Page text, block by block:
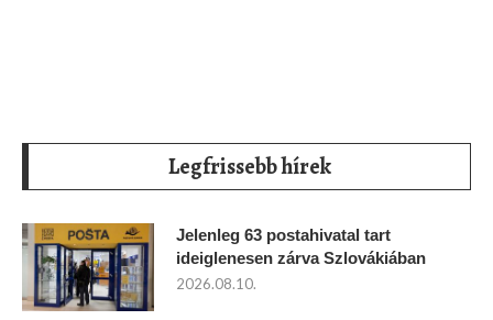
Legfrissebb hírek
Jelenleg 63 postahivatal tart
ideiglenesen zárva Szlovákiában
2026.08.10.